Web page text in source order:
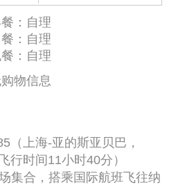
：自理
：自理
：自理
物信息
（上海-亚的斯亚贝巴，
行时间11小时40分）
集合，搭乘国际航班飞往纳